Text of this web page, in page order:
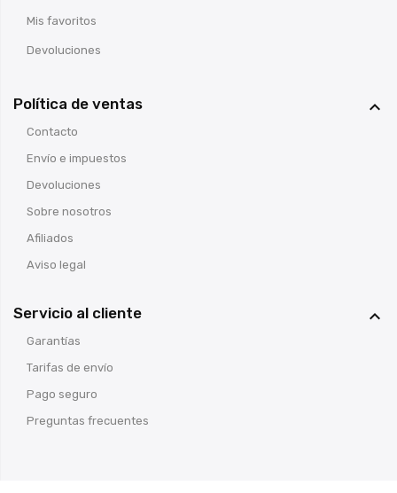
Mis favoritos
Devoluciones
Política de ventas 
Contacto
Envío e impuestos
Devoluciones
Sobre nosotros
Afiliados
Aviso legal
Servicio al cliente 
Garantías
Tarifas de envío
Pago seguro
Preguntas frecuentes